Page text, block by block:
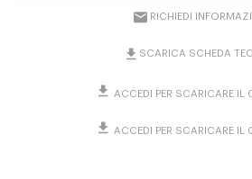
RICHIEDI
SCARICA SCHEDA
ACCEDI PER SCARICARE IL
ACCEDI PER SCARICARE IL